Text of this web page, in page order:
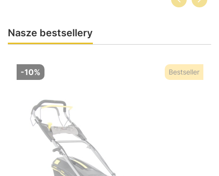
Nasze bestsellery
-10% Bestseller